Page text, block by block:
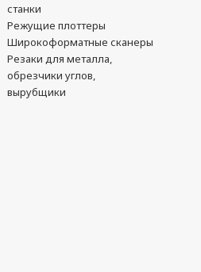
станки
Режущие плоттеры
Широкоформатные сканеры
Резаки для металла,
обрезчики углов,
вырубщики